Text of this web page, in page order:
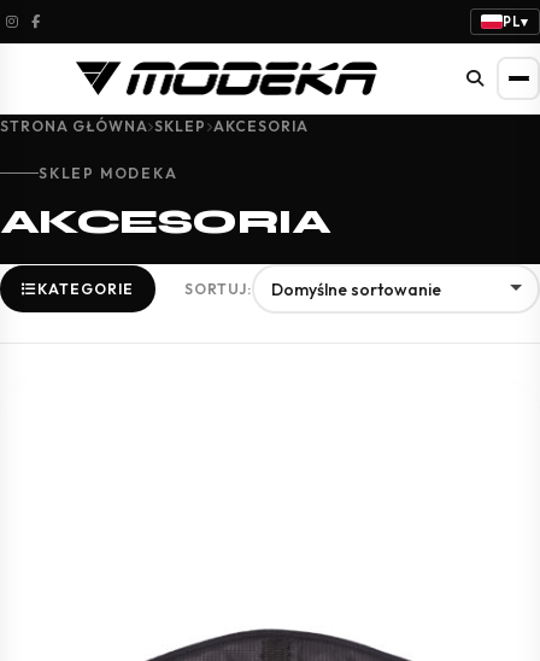
PL▾
STRONA GŁÓWNA SKLEP AKCESORIA
SKLEP MODEKA
AKCESORIA
KATEGORIE SORTUJ: